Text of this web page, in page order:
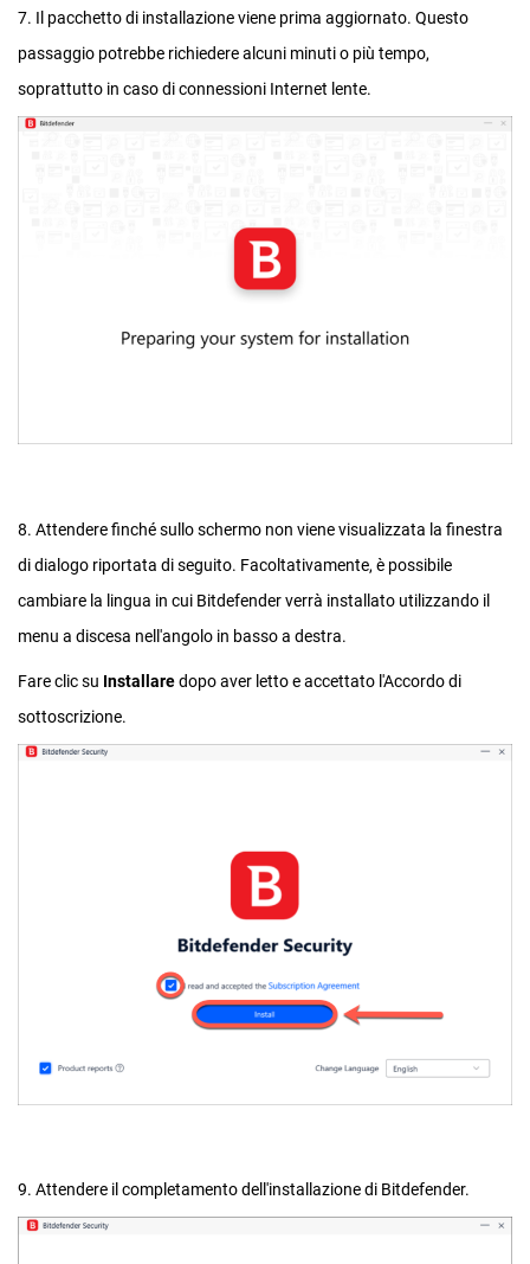
7. Il pacchetto di installazione viene prima aggiornato. Questo
passaggio potrebbe richiedere alcuni minuti o più tempo,
soprattutto in caso di connessioni Internet lente.
8. Attendere finché sullo schermo non viene visualizzata la finestra
di dialogo riportata di seguito. Facoltativamente, è possibile
cambiare la lingua in cui Bitdefender verrà installato utilizzando il
menu a discesa nell'angolo in basso a destra.
Fare clic su Installaredopo aver letto e accettato l'Accordo di
sottoscrizione.
9. Attendere il completamento dell'installazione di Bitdefender.